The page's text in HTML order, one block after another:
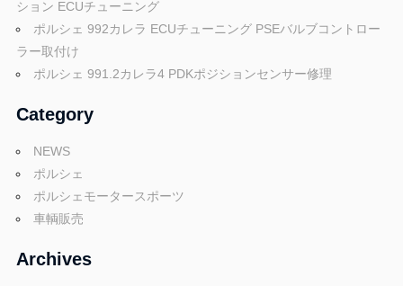
ョ
ン
ション ECUチューニング
ポルシェ 992カレラ ECUチューニング PSEバルブコントロー
ラー取付け
ポルシェ 991.2カレラ4 PDKポジションセンサー修理
Category
NEWS
ポルシェ
ポルシェモータースポーツ
車輌販売
Archives